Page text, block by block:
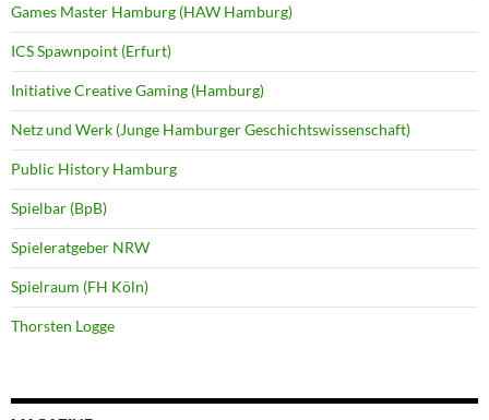
Games Master Hamburg (HAW Hamburg)
ICS Spawnpoint (Erfurt)
Initiative Creative Gaming (Hamburg)
Netz und Werk (Junge Hamburger Geschichtswissenschaft)
Public History Hamburg
Spielbar (BpB)
Spieleratgeber NRW
Spielraum (FH Köln)
Thorsten Logge